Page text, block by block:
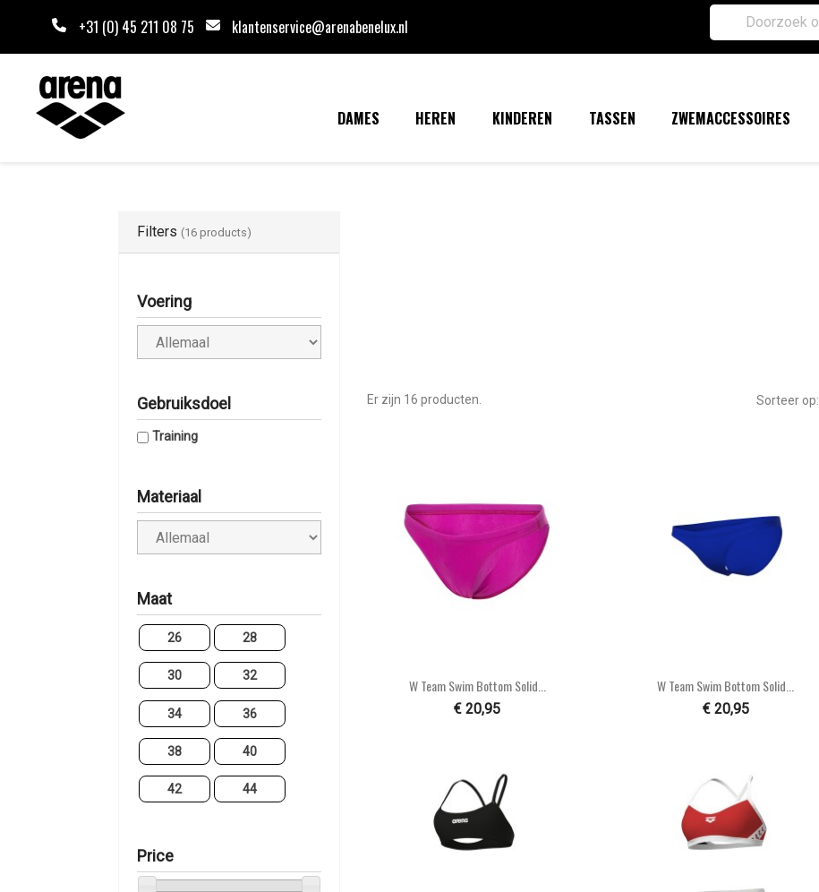
+31 (0) 45 211 08 75 klantenservice@arenabenelux.nl
DAMES HEREN KINDEREN TASSEN ZWEMACCESSOIRES
Filters (16 products)
Voering
Gebruiksdoel
Training
Materiaal
Maat
26 28
30 32
34 36
38 40
42 44
Price
Er zijn 16 producten. Sorteer op:
Snel bekijken
W Team Swim Bottom Solid...
€ 20,95
 Snel bekijken
W Team Swim Bottom Solid...
€ 20,95